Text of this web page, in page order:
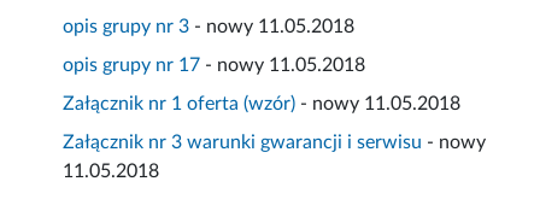
opis grupy nr 3 - nowy 11.05.2018
opis grupy nr 17 - nowy 11.05.2018
Załącznik nr 1 oferta (wzór) - nowy 11.05.2018
Załącznik nr 3 warunki gwarancji i serwisu - nowy
11.05.2018